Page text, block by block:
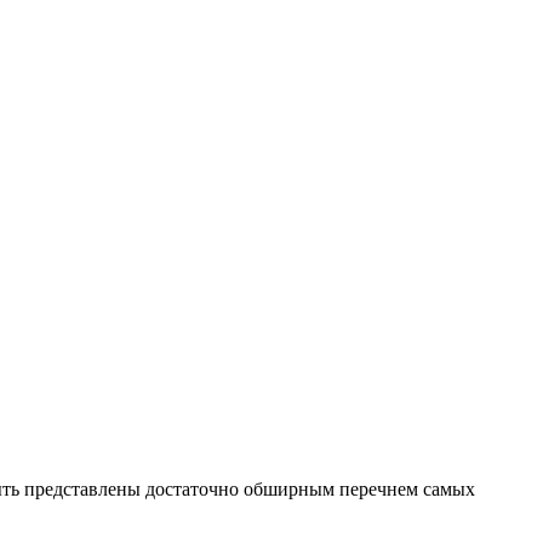
представлены достаточно обширным перечнем самых